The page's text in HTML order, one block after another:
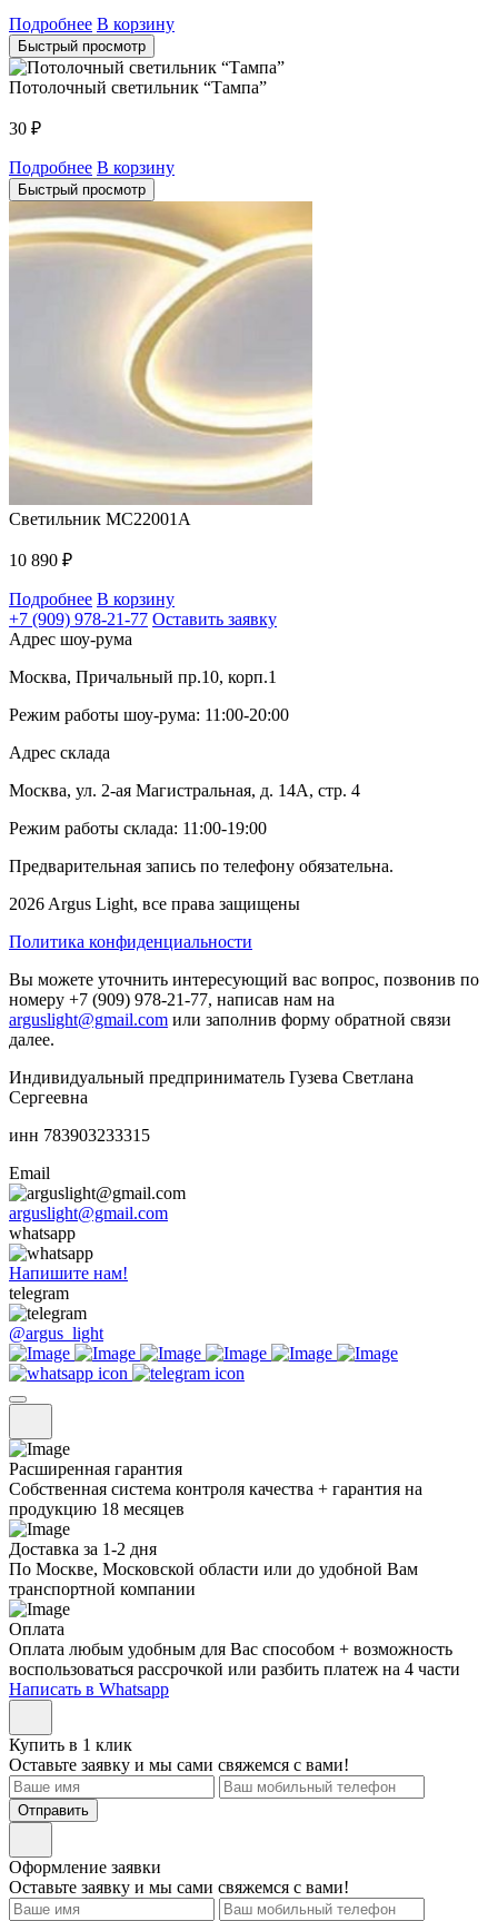
Подробнее В корзину
Быстрый просмотр
Потолочный светильник “Тампа”
30 ₽
Подробнее В корзину
Быстрый просмотр
Светильник MC22001A
10 890 ₽
Подробнее В корзину
+7 (909) 978-21-77 Оставить заявку
Адрес шоу-рума
Москва, Причальный пр.10, корп.1
Режим работы шоу-рума: 11:00-20:00
Адрес склада
Москва, ул. 2-ая Магистральная, д. 14А, стр. 4
Режим работы склада: 11:00-19:00
Предварительная запись по телефону обязательна.
2026 Argus Light, все права защищены
Политика конфиденциальности
Вы можете уточнить интересующий вас вопрос, позвонив по
номеру +7 (909) 978-21-77, написав нам на
arguslight@gmail.com или заполнив форму обратной связи
далее.
Индивидуальный предприниматель Гузева Светлана
Сергеевна
инн 783903233315
Email
arguslight@gmail.com
whatsapp
Напишите нам!
telegram
@argus_light
Расширенная гарантия
Собственная система контроля качества + гарантия на
продукцию 18 месяцев
Доставка за 1-2 дня
По Москве, Московской области или до удобной Вам
транспортной компании
Оплата
Оплата любым удобным для Вас способом + возможность
воспользоваться рассрочкой или разбить платеж на 4 части
Написать в Whatsapp
Купить в 1 клик
Оставьте заявку и мы сами свяжемся с вами!
Отправить
Оформление заявки
Оставьте заявку и мы сами свяжемся с вами!